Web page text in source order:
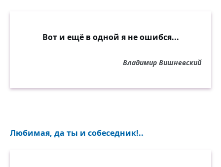
Вот и ещё в одной я не ошибся...
Владимир Вишневский
Любимая, да ты и собеседник!..